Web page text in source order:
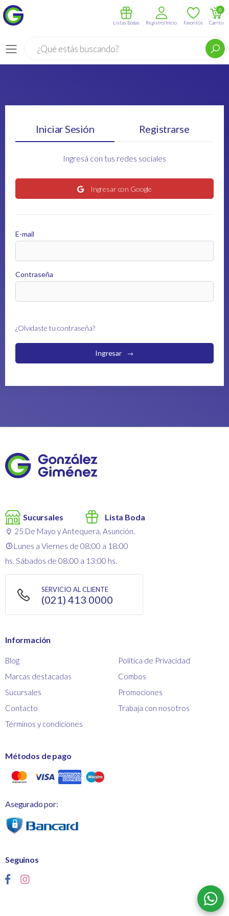
Menú
Listas Bodas Registro/Inicio Favoritos Carrito
0
Iniciar Sesión Registrarse
Ingresá con tus redes sociales
Ingresar con Google
E-mail
Contraseña
Ingresar
¿Olvidaste tu contraseña?
Sucursales Lista Boda
25 De Mayo y Antequera, Asunción.
Lunes a Viernes de 08:00 a 18:00
hs. Sábados de 08:00 a 13:00 hs.
SERVICIO AL CLIENTE
(021) 413 0000
Información
Blog
Marcas destacadas
Sucursales
Contacto
Términos y condiciones
Política de Privacidad
Combos
Promociones
Trabaja con nosotros
Métodos de pago
Asegurado por:
Seguinos